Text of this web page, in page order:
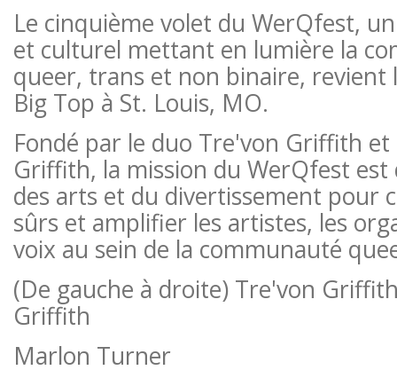
Le cinquième volet du WerQfest,
et culturel mettant en lumière la
queer, trans et non binaire, revient
Big Top à St. Louis, MO.
Fondé par le duo Tre'von Griffith et
Griffith, la mission du WerQfest
des arts et du divertissement pour
sûrs et amplifier les artistes, les
voix au sein de la communauté
(De gauche à droite) Tre'von
Griffith
Marlon Turner